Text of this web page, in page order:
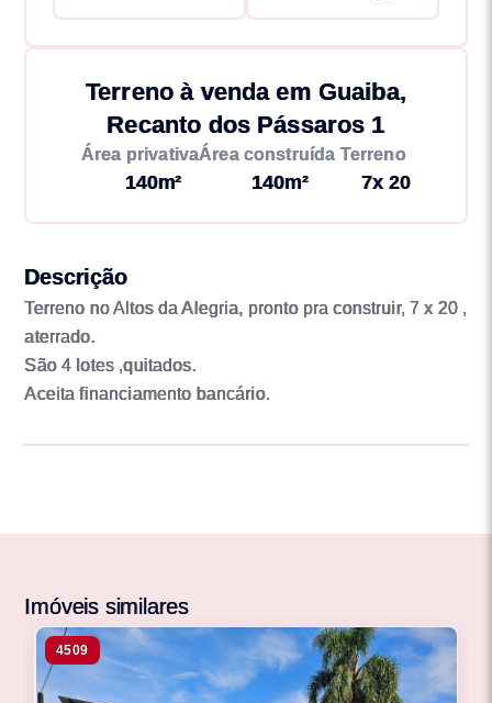
Terreno à venda em Guaiba,
Recanto dos Pássaros 1
Área privativa
140m²
Área construída
140m²
Terreno
7x 20
Descrição
Terreno no Altos da Alegria, pronto pra construir, 7 x 20 ,
aterrado.
São 4 lotes ,quitados.
Aceita financiamento bancário.
Imóveis similares
4509